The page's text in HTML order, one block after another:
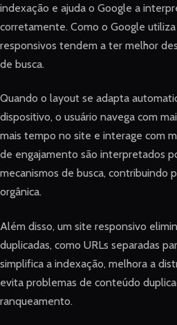
indexação e ajuda o Google a
corretamente. Como o Google
responsivos tendem a ter melhor
de busca.
Quando o layout se adapta
dispositivo, o usuário navega com
mais tempo no site e interage com
de engajamento são interpretados
mecanismos de busca, contribuindo
orgânica.
Além disso, um site responsivo
duplicadas, como URLs separadas
simplifica a indexação, melhora a
evita problemas de conteúdo
ranqueamento.